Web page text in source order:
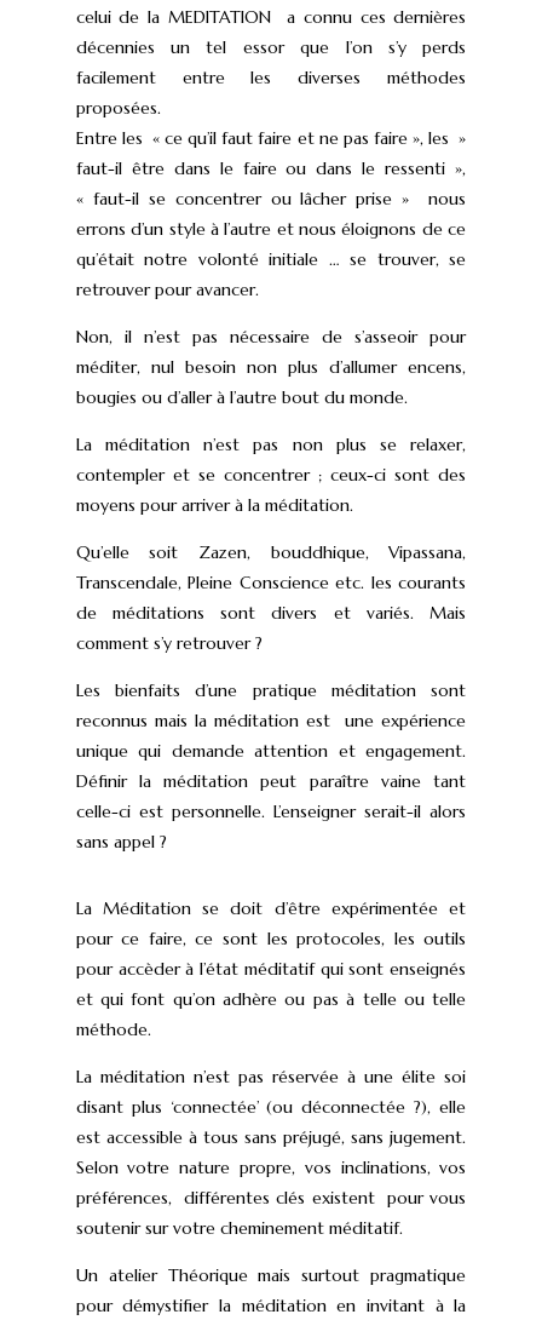
celui de la MEDITATION a connu ces dernières
décennies un tel essor que l’on s’y perds
facilement entre les diverses méthodes
proposées.
Entre les « ce qu’il faut faire et ne pas faire », les »
faut-il être dans le faire ou dans le ressenti »,
« faut-il se concentrer ou lâcher prise » nous
errons d’un style à l’autre et nous éloignons de ce
qu’était notre volonté initiale … se trouver, se
retrouver pour avancer.
Non, il n’est pas nécessaire de s’asseoir pour
méditer, nul besoin non plus d’allumer encens,
bougies ou d’aller à l’autre bout du monde.
La méditation n’est pas non plus se relaxer,
contempler et se concentrer ; ceux-ci sont des
moyens pour arriver à la méditation.
Qu’elle soit Zazen, bouddhique, Vipassana,
Transcendale, Pleine Conscience etc. les courants
de méditations sont divers et variés. Mais
comment s’y retrouver ?
Les bienfaits d’une pratique méditation sont
reconnus mais la méditation est une expérience
unique qui demande attention et engagement.
Définir la méditation peut paraître vaine tant
celle-ci est personnelle. L’enseigner serait-il alors
sans appel ?
La Méditation se doit d’être expérimentée et
pour ce faire, ce sont les protocoles, les outils
pour accèder à l’état méditatif qui sont enseignés
et qui font qu’on adhère ou pas à telle ou telle
méthode.
La méditation n’est pas réservée à une élite soi
disant plus ‘connectée’ (ou déconnectée ?), elle
est accessible à tous sans préjugé, sans jugement.
Selon votre nature propre, vos inclinations, vos
préférences, différentes clés existent pour vous
soutenir sur votre cheminement méditatif.
Un atelier Théorique mais surtout pragmatique
pour démystifier la méditation en invitant à la